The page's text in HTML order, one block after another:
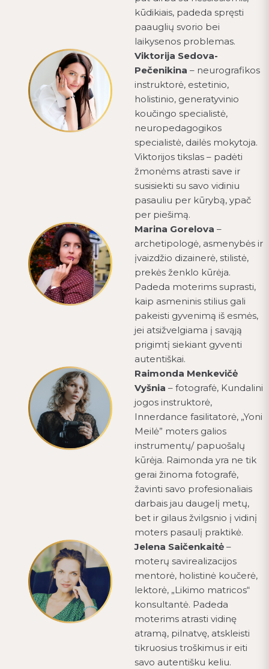
kūdikiais, padeda spręsti
paauglių svorio bei
laikysenos problemas.
Viktorija Sedova-
Pečenikina – neurografikos
instruktorė, estetinio,
holistinio, generatyvinio
koučingo specialistė,
neuropedagogikos
specialistė, dailės mokytoja.
Viktorijos tikslas – padėti
žmonėms atrasti save ir
susisiekti su savo vidiniu
pasauliu per kūrybą, ypač
per piešimą.
Marina Gorelova –
archetipologė, asmenybės ir
įvaizdžio dizainerė, stilistė,
prekės ženklo kūrėja.
Padeda moterims suprasti,
kaip asmeninis stilius gali
pakeisti gyvenimą iš esmės,
jei atsižvelgiama į savąją
prigimtį siekiant gyventi
autentiškai.
Raimonda Menkevičė
Vyšnia – fotografė, Kundalini
jogos instruktorė,
Innerdance fasilitatorė, „Yoni
Meilė” moters galios
instrumentų/ papuošalų
kūrėja. Raimonda yra ne tik
gerai žinoma fotografė,
žavinti savo profesionaliais
darbais jau daugelį metų,
bet ir gilaus žvilgsnio į vidinį
moters pasaulį praktikė.
Jelena Saičenkaitė –
moterų savirealizacijos
mentorė, holistinė koučerė,
lektorė, „Likimo matricos“
konsultantė. Padeda
moterims atrasti vidinę
atramą, pilnatvę, atskleisti
tikruosius troškimus ir eiti
savo autentišku keliu.